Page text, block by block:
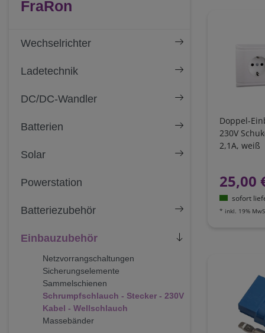
FraRon
Wechselrichter
Ladetechnik
DC/DC-Wandler
Batterien
Solar
Powerstation
Batteriezubehör
Einbauzubehör
Netzvorrangschaltungen
Sicherungselemente
Sammelschienen
Schrumpfschlauch - Stecker - 230V
Kabel - Wellschlauch
Massebänder
Doppel-
230V
2,1A, weiß
25,00
sofort
* inkl. 19%